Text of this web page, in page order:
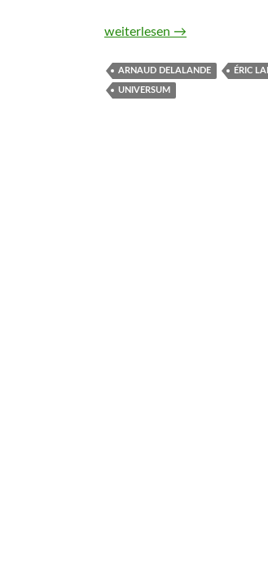
Aufbruch ins Weltall. Eine
weiterlesen →
ARNAUD DELALANDE ÉRIC
UNIVERSUM